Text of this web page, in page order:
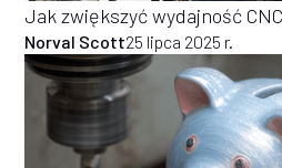
Jak zwiększyć wydajność
Norval Scott25 lipca 2025 r.